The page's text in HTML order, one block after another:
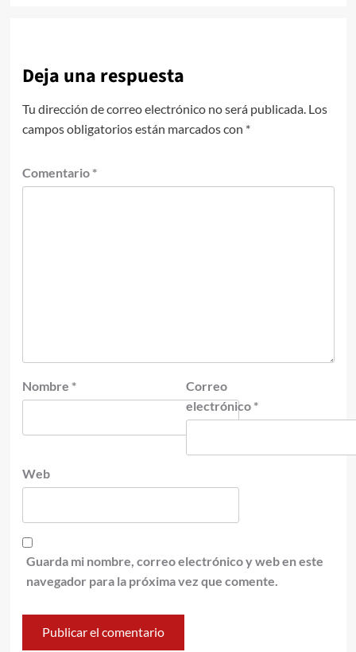
Deja una respuesta
Tu dirección de correo electrónico no será publicada. Los
campos obligatorios están marcados con *
Comentario *
Nombre *
Correo
electrónico *
Web
Guarda mi nombre, correo electrónico y web en este
navegador para la próxima vez que comente.